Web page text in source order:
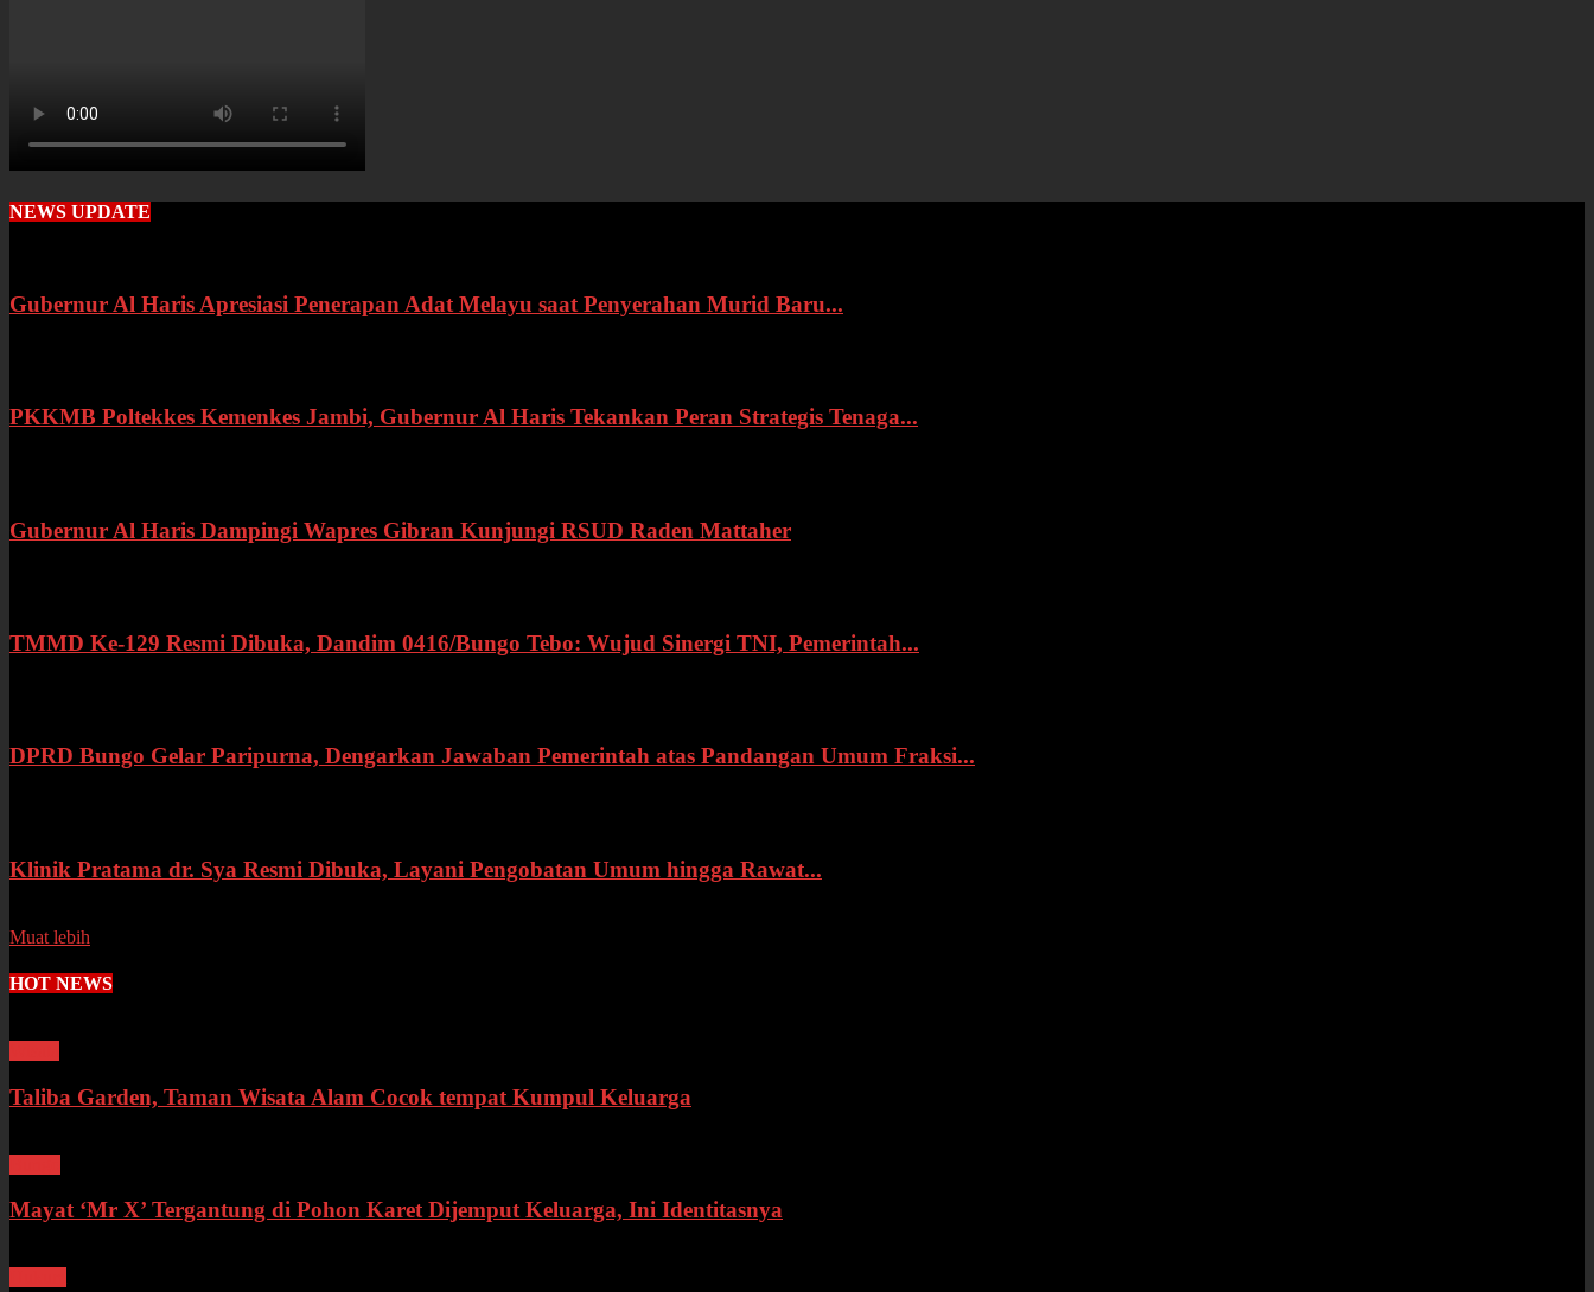
NEWS UPDATE
Gubernur Al Haris Apresiasi Penerapan Adat Melayu saat Penyerahan Murid Baru...
PKKMB Poltekkes Kemenkes Jambi, Gubernur Al Haris Tekankan Peran Strategis Tenaga...
Gubernur Al Haris Dampingi Wapres Gibran Kunjungi RSUD Raden Mattaher
TMMD Ke-129 Resmi Dibuka, Dandim 0416/Bungo Tebo: Wujud Sinergi TNI, Pemerintah...
DPRD Bungo Gelar Paripurna, Dengarkan Jawaban Pemerintah atas Pandangan Umum Fraksi...
Klinik Pratama dr. Sya Resmi Dibuka, Layani Pengobatan Umum hingga Rawat...
Muat lebih
HOT NEWS
Taliba Garden, Taman Wisata Alam Cocok tempat Kumpul Keluarga
Mayat ‘Mr X’ Tergantung di Pohon Karet Dijemput Keluarga, Ini Identitasnya